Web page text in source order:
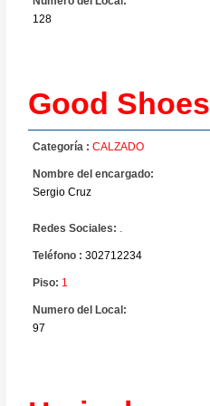
128
Good Shoes
Categoría : CALZADO
Nombre del encargado:
Sergio Cruz
Redes Sociales:
Teléfono : 302712234
Piso: 1
Numero del Local:
97